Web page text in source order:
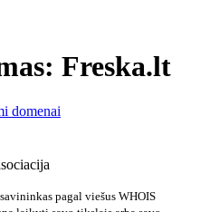
Freska.lt
domenai
pagal viešus WHOIS